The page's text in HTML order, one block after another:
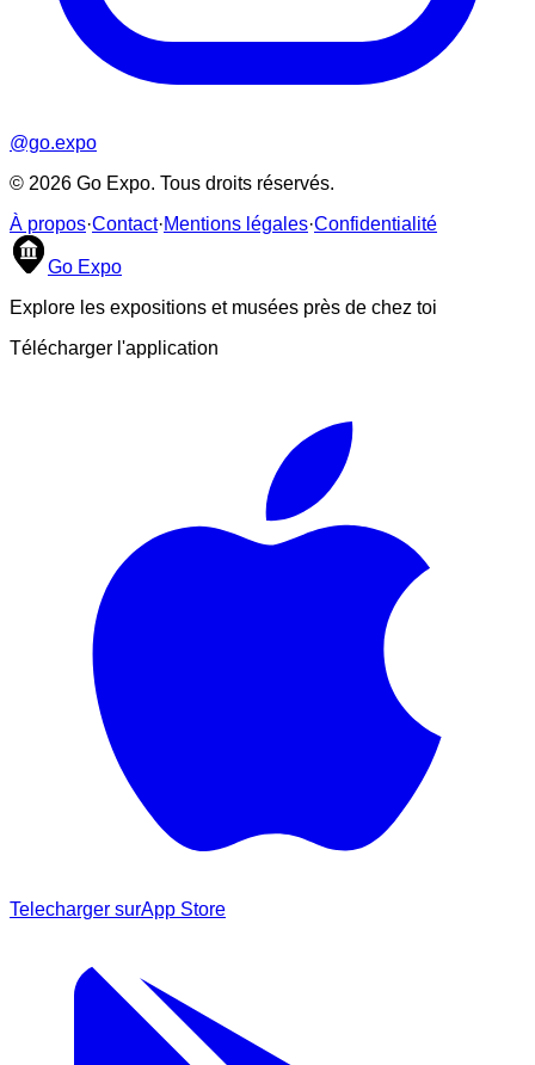
@go.expo
© 2026 Go Expo. Tous droits réservés.
À propos·Contact·Mentions légales·Confidentialité
Go Expo
Explore les expositions et musées près de chez toi
Télécharger l'application
Telecharger surApp Store